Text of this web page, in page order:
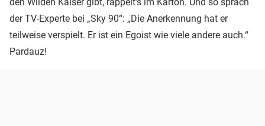
der TV-Experte bei „Sky 90“: „Die Anerkennung hat er
teilweise verspielt. Er ist ein Egoist wie viele andere auch.“
Pardauz!